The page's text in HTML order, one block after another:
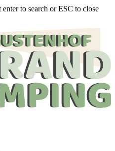
enter to search or ESC to close